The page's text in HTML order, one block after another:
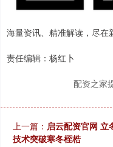
海量资讯、精准解读，尽在
责任编辑：杨红卜
配资之家
上一篇： 启云配资官网 立
技术突破寒冬桎梏